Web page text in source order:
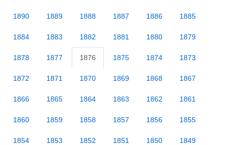
1890 1889 1888 1887 1886 1885
1884 1883 1882 1881 1880 1879
1878 1877 1876 1875 1874 1873
1872 1871 1870 1869 1868 1867
1866 1865 1864 1863 1862 1861
1860 1859 1858 1857 1856 1855
1854 1853 1852 1851 1850 1849